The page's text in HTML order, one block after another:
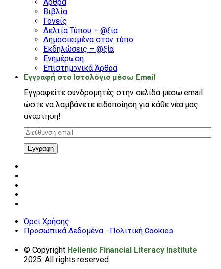
Άρθρα
Βιβλία
Γονείς
Δελτία Τύπου – @ξία
Δημοσιευμένα στον τύπο
Εκδηλώσεις – @ξία
Ενημέρωση
Επιστημονικά Άρθρα
Εγγραφή στο Ιστολόγιο μέσω Email
Εγγραφείτε συνδρομητές στην σελίδα μέσω email
ώστε να λαμβάνετε ειδοποίηση για κάθε νέα μας
ανάρτηση!
Διεύθυνση
email
Εγγραφή
Όροι Χρήσης
Προσωπικά Δεδομένα - Πολιτική Cookies
© Copyright Hellenic Financial Literacy Institute
2025. All rights reserved.